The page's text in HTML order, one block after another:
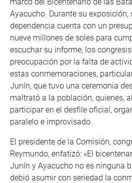
Ayacucho. Durante su exposición,
dependencia cuenta con un
nueve millones de soles para
escuchar su informe, los
preocupación por la falta de
estas conmemoraciones,
Junín, que tuvo una ceremonia
maltrató a la población, quienes,
participar en el desfile oficial,
paralelo e improvisado.
El presidente de la Comisión,
Reymundo, enfatizó: «El
Junín y Ayacucho no es ninguna
debió asumir con seriedad la